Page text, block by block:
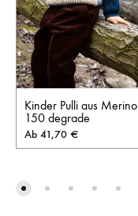
Kinder Pulli aus Merino
150 degrade
Ab 41,70 €